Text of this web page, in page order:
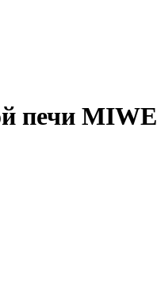
печи MIWE